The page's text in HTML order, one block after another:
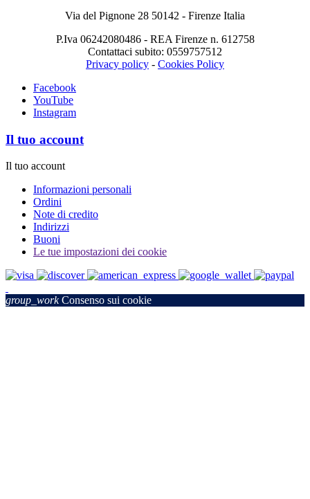
Via del Pignone 28 50142 - Firenze Italia
P.Iva 06242080486 - REA Firenze n. 612758
Contattaci subito: 0559757512
Privacy policy - Cookies Policy
Facebook
YouTube
Instagram
Il tuo account
Il tuo account
Informazioni personali
Ordini
Note di credito
Indirizzi
Buoni
Le tue impostazioni dei cookie
group_workConsenso sui cookie